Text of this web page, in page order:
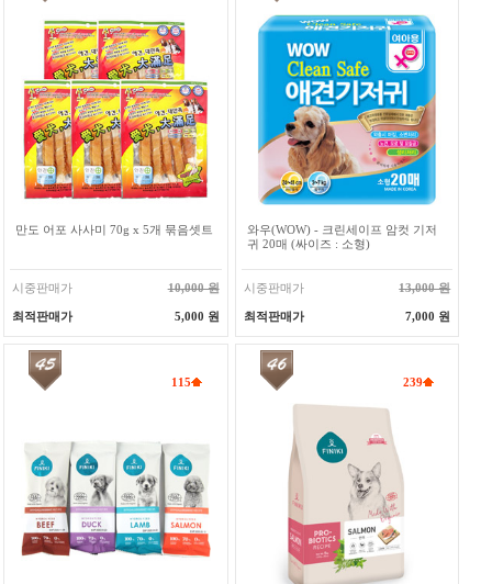
만도 어포 사사미 70g x 5개 묶음셋트
시중판매가 10,000 원
최적판매가 5,000 원
와우(WOW) - 크린세이프 암컷 기저
귀 20매 (싸이즈 : 소형)
시중판매가 13,000 원
최적판매가 7,000 원
115 239